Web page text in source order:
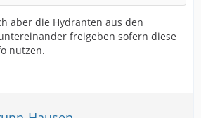
aber die Hydranten aus den
freigeben sofern diese
nutzen.